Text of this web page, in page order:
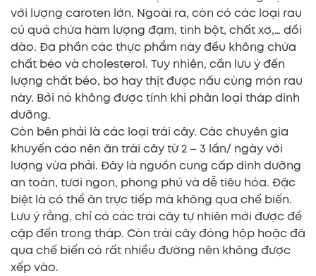
với lượng caroten lớn. Ngoài ra, còn có các loại rau
củ quả chứa hàm lượng đạm, tinh bột, chất xơ,… dồi
dào. Đa phần các thực phẩm này đều không chứa
chất béo và cholesterol. Tuy nhiên, cần lưu ý đến
lượng chất béo, bơ hay thịt được nấu cùng món rau
này. Bởi nó không được tính khi phân loại tháp dinh
dưỡng.
Còn bên phải là các loại trái cây. Các chuyên gia
khuyến cáo nên ăn trái cây từ 2 – 3 lần/ ngày với
lượng vừa phải. Đây là nguồn cung cấp dinh dưỡng
an toàn, tươi ngon, phong phú và dễ tiêu hóa. Đặc
biệt là có thể ăn trực tiếp mà không qua chế biến.
Lưu ý rằng, chỉ có các trái cây tự nhiên mới được đề
cập đến trong tháp. Còn trái cây đóng hộp hoặc đã
qua chế biến có rất nhiều đường nên không được
xếp vào.